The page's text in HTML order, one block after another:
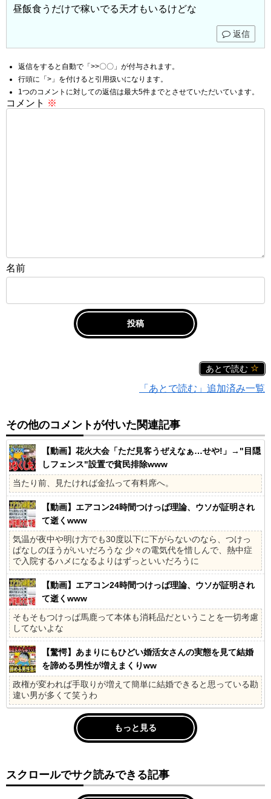
昼飯食うだけで稼いでる天才もいるけどな
返信
返信をすると自動で「>>〇〇」が付与されます。
行頭に「>」を付けると引用扱いになります。
1つのコメントに対しての返信は最大5件までとさせていただいています。
コメント ※
名前
あとで読む
「あとで読む」追加済み一覧
その他のコメントが付いた関連記事
【動画】花火大会「ただ見客うぜえなぁ…せや!」→"目隠
しフェンス"設置で貧民排除www
当たり前、見たければ金払って有料席へ。
【動画】エアコン24時間つけっぱ理論、ウソが証明され
て逝くwww
気温が夜中や明け方でも30度以下に下がらないのなら、つけっ
ぱなしのほうがいいだろうな 少々の電気代を惜しんで、熱中症
で入院するハメになるよりはずっといいだろうに
【動画】エアコン24時間つけっぱ理論、ウソが証明され
て逝くwww
そもそもつけっぱ馬鹿って本体も消耗品だということを一切考慮
してないよな
【驚愕】あまりにもひどい婚活女さんの実態を見て結婚
を諦める男性が増えまくりww
政権が変われば手取りが増えて簡単に結婚できると思っている勘
違い男が多くて笑うわ
もっと見る
スクロールでサク読みできる記事